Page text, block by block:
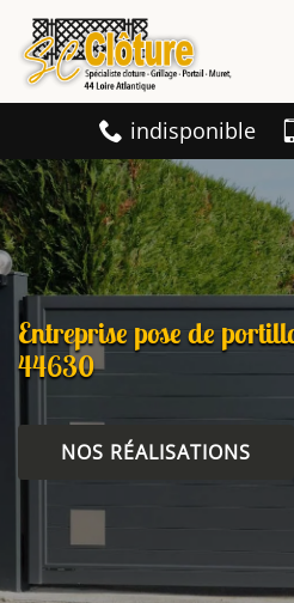
indisponible
Entreprise pose de
44630
NOS RÉALISATIONS